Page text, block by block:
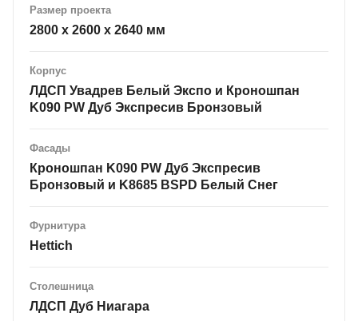
Размер проекта
2800 х 2600 х 2640 мм
Корпус
ЛДСП Увадрев Белый Экспо и Кроношпан
K090 PW Дуб Экспресив Бронзовый
Фасады
Кроношпан K090 PW Дуб Экспресив
Бронзовый и K8685 BSPD Белый Снег
Фурнитура
Hettich
Столешница
ЛДСП Дуб Ниагара